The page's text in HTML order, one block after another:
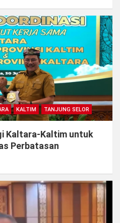
KALTIM TANJUNG SELOR
Kaltara-Kaltim untuk
Perbatasan